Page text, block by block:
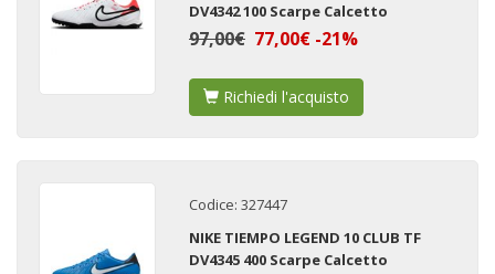
DV4342 100 Scarpe Calcetto
97,00€ 77,00€ -21%
Richiedi l'acquisto
Codice: 327447
NIKE TIEMPO LEGEND 10 CLUB TF
DV4345 400 Scarpe Calcetto